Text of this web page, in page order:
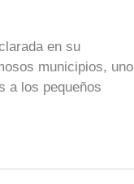
en su
municipios, uno
a los pequeños